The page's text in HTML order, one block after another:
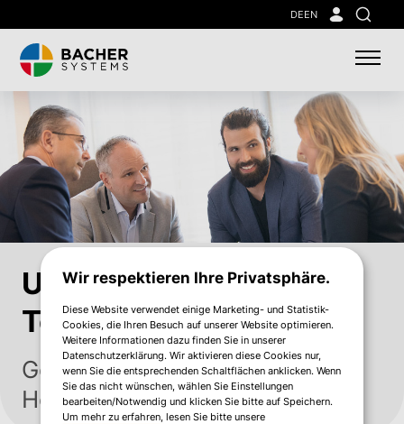
to
main
content
DEEN
Suche
Unsere
Technologiepartner
Gemeinsam mit unseren
Herstellern für Sie aktiv
Wir respektieren Ihre Privatsphäre.
Diese Website verwendet einige Marketing- und Statistik-
Cookies, die Ihren Besuch auf unserer Website optimieren.
Weitere Informationen dazu finden Sie in unserer
Datenschutzerklärung. Wir aktivieren diese Cookies nur,
wenn Sie die entsprechenden Schaltflächen anklicken. Wenn
Sie das nicht wünschen, wählen Sie Einstellungen
bearbeiten/Notwendig und klicken Sie bitte auf Speichern.
Um mehr zu erfahren, lesen Sie bitte unsere